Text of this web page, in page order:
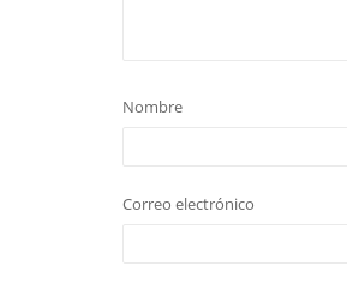
Nombre
Correo electrónico